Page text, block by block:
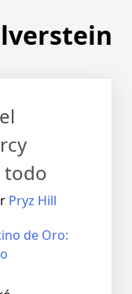
todo
Pryz Hill